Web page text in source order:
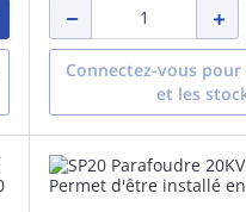
Connectez-vous
et les